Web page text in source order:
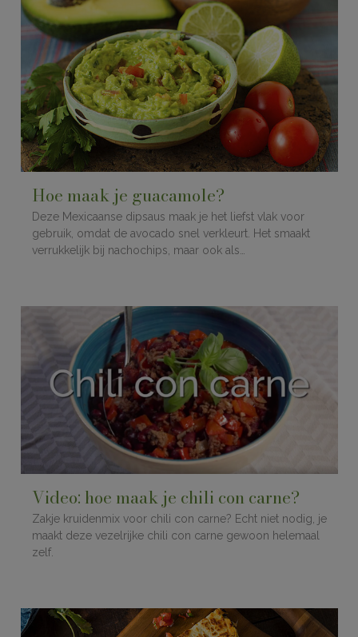
Hoe maak je guacamole?
Deze Mexicaanse dipsaus maak je het liefst vlak voor
gebruik, omdat de avocado snel verkleurt. Het smaakt
verrukkelijk bij nachochips, maar ook als…
Video: hoe maak je chili con carne?
Zakje kruidenmix voor chili con carne? Echt niet nodig, je
maakt deze vezelrijke chili con carne gewoon helemaal
zelf.